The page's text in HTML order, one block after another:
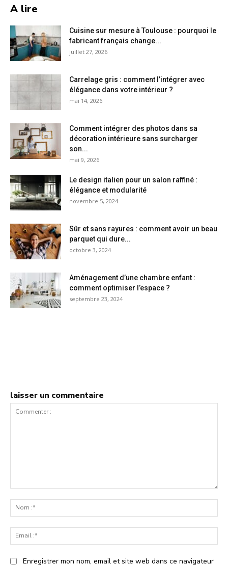
A lire
Cuisine sur mesure à Toulouse : pourquoi le
fabricant français change...
juillet 27, 2026
Carrelage gris : comment l’intégrer avec
élégance dans votre intérieur ?
mai 14, 2026
Comment intégrer des photos dans sa
décoration intérieure sans surcharger
son...
mai 9, 2026
Le design italien pour un salon raffiné :
élégance et modularité
novembre 5, 2024
Sûr et sans rayures : comment avoir un beau
parquet qui dure...
octobre 3, 2024
Aménagement d’une chambre enfant :
comment optimiser l’espace ?
septembre 23, 2024
laisser un commentaire
:*
:*
Enregistrer mon nom, email et site web dans ce navigateur